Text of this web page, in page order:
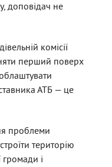
доповідач не
комісії
перший поверх
АТБ — це
проблеми
територію
і